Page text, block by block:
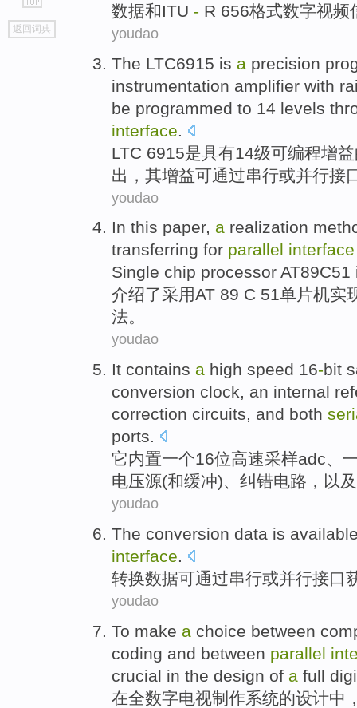
go
top
返回词典
数据和ITU - R 656格式数字视频
youdao
The LTC6915 is a precision
instrumentation amplifier with
be programmed to 14 levels
interface
LTC 6915是具有14级可编程增益
出 ， 其增益可通过串行或并行接
youdao
In this paper, a realization
transferring for parallel interface
Single chip processor AT89C51
介绍了采用AT 89 C 51单片机实
法。
youdao
It contains a high speed 16-bit
conversion clock, an internal
correction circuits, and both
ports.
它内置一个16位高速采样adc、
电压源(和缓冲)、 纠错电路 ， 以及
youdao
The conversion data is
interface.
转换数据可通过串行或并行接口
youdao
To make a choice between
coding and between parallel
crucial in the design of a full
在全数字电视制作系统的设计中